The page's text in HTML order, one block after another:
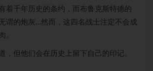
着千年历史的条约，而布鲁克斯特德的
谓的炮灰…然而，这四名战士注定不会成
。
，但他们会在历史上留下自己的印记。